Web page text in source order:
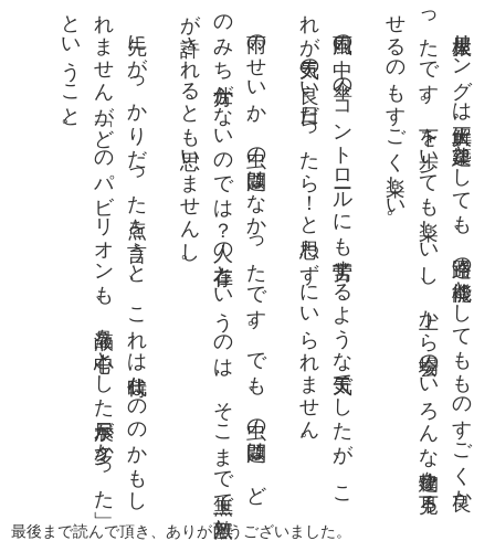
大屋根リ
ン
グ
は大正解
。建築
と
し
て
も
、通路
の機能
と
し
て
も
も
の
す
ご
く良
か
った
で
す
。下
を歩
い
て
も楽
し
い
し
、上
か
ら会場
の
い
ろ
ん
な建物
を見下
ろ
せる
の
も
す
ご
く楽
し
い
。
雨風の中
、傘
の
コ
ン
ト
ロー
ル
に
も苦労
す
る
よ
う
な天気
で
し
た
が
、
こ
れが天気
の良
い日
だ
っ
た
ら
！
と思
わ
ず
に
い
ら
れ
ま
せ
ん
。
雨の
せ
い
か
、虫
の問題
は
な
か
っ
た
で
す
。
で
も
、虫
の問題
は
、
ど
のみ
ち仕方
が
な
い
の
で
は
？人
の存在
と
い
う
の
は
、
そ
こ
ま
で無上
で無敵
が許さ
れ
る
と
も思
い
ま
せ
ん
し
。
先に
が
っ
か
り
だ
っ
た点
を言
う
と
、
こ
れ
は時代
な
の
の
か
も
し
れま
せ
ん
が「
ど
の
パ
ビ
リ
オ
ン
も
、液晶
を中心
と
し
た展示
が多
か
っ
た」
とい
う
こ
と
。
最後まで読んで頂き、ありがとうございました。